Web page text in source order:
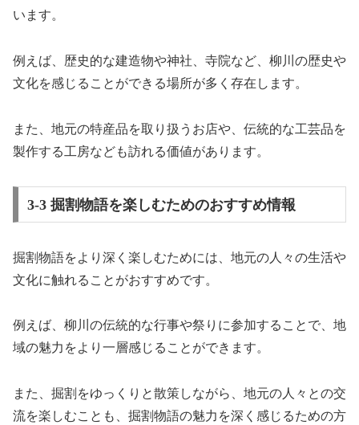
います。
例えば、歴史的な建造物や神社、寺院など、柳川の歴史や
文化を感じることができる場所が多く存在します。
また、地元の特産品を取り扱うお店や、伝統的な工芸品を
製作する工房なども訪れる価値があります。
3-3 掘割物語を楽しむためのおすすめ情報
掘割物語をより深く楽しむためには、地元の人々の生活や
文化に触れることがおすすめです。
例えば、柳川の伝統的な行事や祭りに参加することで、地
域の魅力をより一層感じることができます。
また、掘割をゆっくりと散策しながら、地元の人々との交
流を楽しむことも、掘割物語の魅力を深く感じるための方